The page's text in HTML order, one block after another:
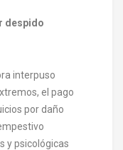
despido
interpuso
el pago
por daño
y psicológicas